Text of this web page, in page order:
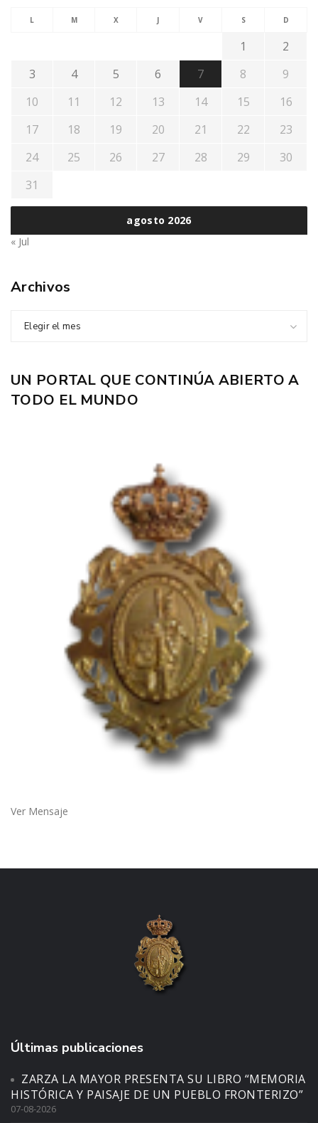
agosto 2026
L M X J V S D
1
2
3
4 5 6 7 8
9
10
11 12 13 14 15
16
17
18 19 20 21 22
23
24
25 26 27 28 29
30
31
« Jul
Archivos
Elegir el mes
UN PORTAL QUE CONTINÚA ABIERTO A
TODO EL MUNDO
Ver Mensaje
Últimas publicaciones
ZARZA LA MAYOR PRESENTA SU LIBRO “MEMORIA
HISTÓRICA Y PAISAJE DE UN PUEBLO FRONTERIZO”
07-08-2026